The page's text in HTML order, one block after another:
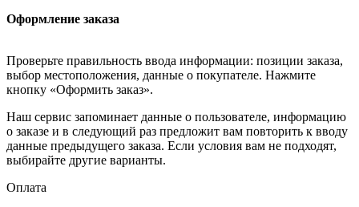
Оформление заказа
Проверьте правильность ввода информации: позиции заказа,
выбор местоположения, данные о покупателе. Нажмите
кнопку «Оформить заказ».
Наш сервис запоминает данные о пользователе, информацию
о заказе и в следующий раз предложит вам повторить к вводу
данные предыдущего заказа. Если условия вам не подходят,
выбирайте другие варианты.
Оплата